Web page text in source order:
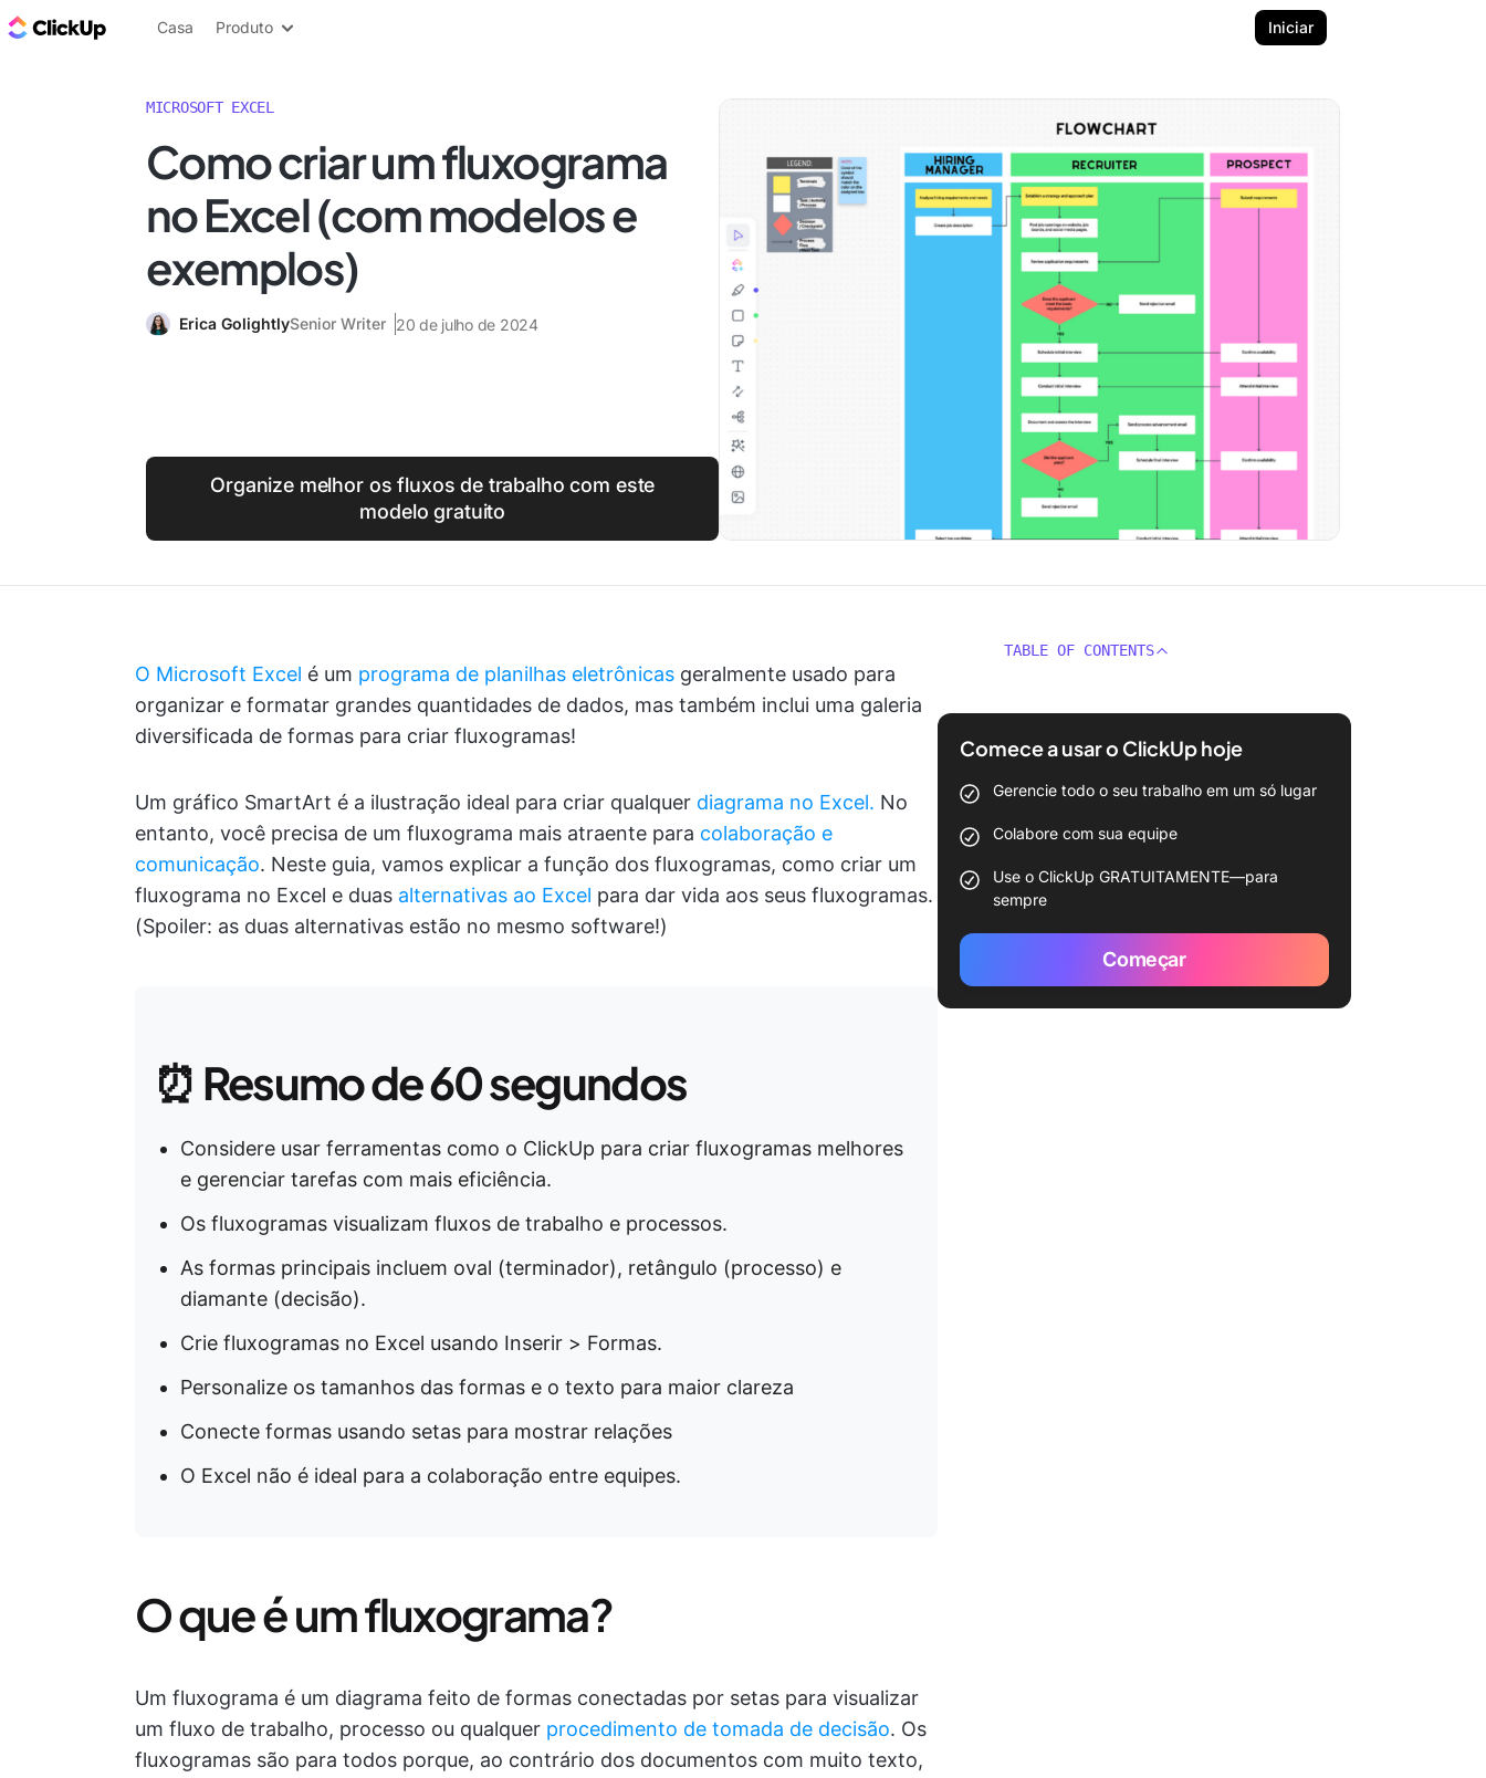
ClickUp Blogue
Casa Produto Iniciar
MICROSOFT EXCEL
Como criar um fluxograma
no Excel (com modelos e
exemplos)
Erica GolightlySenior Writer 20 de julho de 2024
Organize melhor os fluxos de trabalho com este
modelo gratuito
O Microsoft Excel é um programa de planilhas eletrônicas geralmente usado para
organizar e formatar grandes quantidades de dados, mas também inclui uma galeria
diversificada de formas para criar fluxogramas!
Um gráfico SmartArt é a ilustração ideal para criar qualquer diagrama no Excel. No
entanto, você precisa de um fluxograma mais atraente para colaboração e
comunicação. Neste guia, vamos explicar a função dos fluxogramas, como criar um
fluxograma no Excel e duas alternativas ao Excel para dar vida aos seus fluxogramas.
(Spoiler: as duas alternativas estão no mesmo software!)
⏰ Resumo de 60 segundos
Considere usar ferramentas como o ClickUp para criar fluxogramas melhores
e gerenciar tarefas com mais eficiência.
Os fluxogramas visualizam fluxos de trabalho e processos.
As formas principais incluem oval (terminador), retângulo (processo) e
diamante (decisão).
Crie fluxogramas no Excel usando Inserir > Formas.
Personalize os tamanhos das formas e o texto para maior clareza
Conecte formas usando setas para mostrar relações
O Excel não é ideal para a colaboração entre equipes.
O que é um fluxograma?
Um fluxograma é um diagrama feito de formas conectadas por setas para visualizar
um fluxo de trabalho, processo ou qualquer procedimento de tomada de decisão. Os
fluxogramas são para todos porque, ao contrário dos documentos com muito texto,
TABLE OF CONTENTS
Comece a usar o ClickUp hoje
Gerencie todo o seu trabalho em um só lugar
Colabore com sua equipe
Use o ClickUp GRATUITAMENTE—para
sempre
Começar